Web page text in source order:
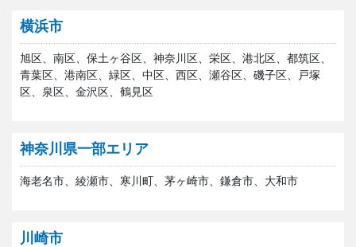
横浜市
旭区、南区、保土ヶ谷区、神奈川区、栄区、港北区、都筑区、
青葉区、港南区、緑区、中区、西区、瀬谷区、磯子区、戸塚
区、泉区、金沢区、鶴見区
神奈川県一部エリア
海老名市、綾瀬市、寒川町、茅ヶ崎市、鎌倉市、大和市
川崎市